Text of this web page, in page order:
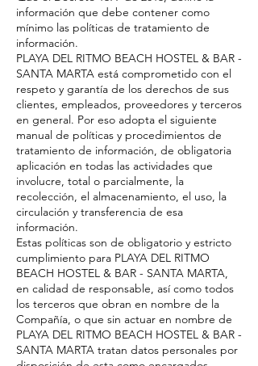
información que debe contener como
mínimo las políticas de tratamiento de
información.
PLAYA DEL RITMO BEACH HOSTEL & BAR -
SANTA MARTA está comprometido con el
respeto y garantía de los derechos de sus
clientes, empleados, proveedores y terceros
en general. Por eso adopta el siguiente
manual de políticas y procedimientos de
tratamiento de información, de obligatoria
aplicación en todas las actividades que
involucre, total o parcialmente, la
recolección, el almacenamiento, el uso, la
circulación y transferencia de esa
información.
Estas políticas son de obligatorio y estricto
cumplimiento para PLAYA DEL RITMO
BEACH HOSTEL & BAR - SANTA MARTA,
en calidad de responsable, así como todos
los terceros que obran en nombre de la
Compañía, o que sin actuar en nombre de
PLAYA DEL RITMO BEACH HOSTEL & BAR -
SANTA MARTA tratan datos personales por